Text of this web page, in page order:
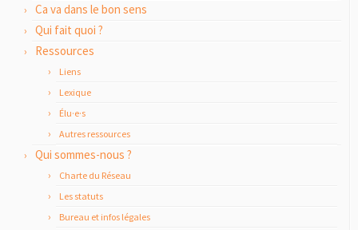
Ca va dans le bon sens
Qui fait quoi ?
Ressources
Liens
Lexique
Élu·e·s
Autres ressources
Qui sommes-nous ?
Charte du Réseau
Les statuts
Bureau et infos légales